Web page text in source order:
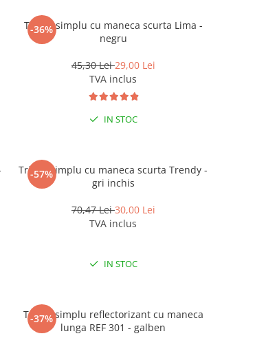
-36%
Tricou simplu cu maneca scurta Lima -
negru
45,30 Lei29,00 Lei
TVA inclus
IN STOC
-57%
Tricou simplu cu maneca scurta Trendy -
gri inchis
70,47 Lei30,00 Lei
TVA inclus
IN STOC
-37%
Tricou simplu reflectorizant cu maneca
lunga REF 301 - galben